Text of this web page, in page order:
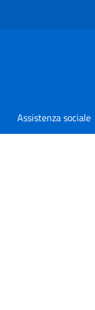
Assistenza sociale